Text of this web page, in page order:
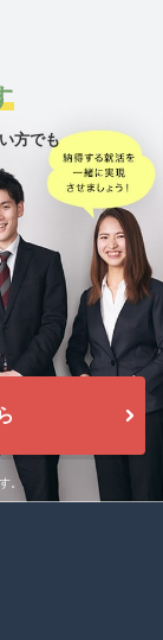
方でも
。